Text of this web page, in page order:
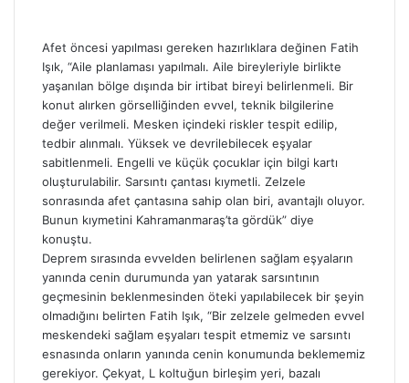
Afet öncesi yapılması gereken hazırlıklara değinen Fatih
Işık, “Aile planlaması yapılmalı. Aile bireyleriyle birlikte
yaşanılan bölge dışında bir irtibat bireyi belirlenmeli. Bir
konut alırken görselliğinden evvel, teknik bilgilerine
değer verilmeli. Mesken içindeki riskler tespit edilip,
tedbir alınmalı. Yüksek ve devrilebilecek eşyalar
sabitlenmeli. Engelli ve küçük çocuklar için bilgi kartı
oluşturulabilir. Sarsıntı çantası kıymetli. Zelzele
sonrasında afet çantasına sahip olan biri, avantajlı oluyor.
Bunun kıymetini Kahramanmaraş’ta gördük” diye
konuştu.
Deprem sırasında evvelden belirlenen sağlam eşyaların
yanında cenin durumunda yan yatarak sarsıntının
geçmesinin beklenmesinden öteki yapılabilecek bir şeyin
olmadığını belirten Fatih Işık, “Bir zelzele gelmeden evvel
meskendeki sağlam eşyaları tespit etmemiz ve sarsıntı
esnasında onların yanında cenin konumunda beklememiz
gerekiyor. Çekyat, L koltuğun birleşim yeri, bazalı